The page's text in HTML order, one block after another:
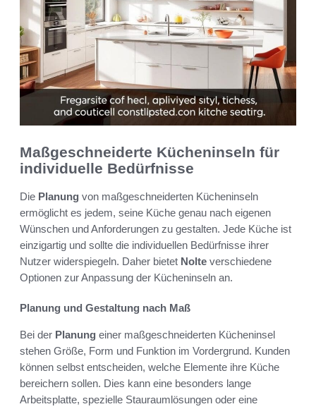
Maßgeschneiderte Kücheninseln für
individuelle Bedürfnisse
Die Planung von maßgeschneiderten Kücheninseln
ermöglicht es jedem, seine Küche genau nach eigenen
Wünschen und Anforderungen zu gestalten. Jede Küche ist
einzigartig und sollte die individuellen Bedürfnisse ihrer
Nutzer widerspiegeln. Daher bietet Nolte verschiedene
Optionen zur Anpassung der Kücheninseln an.
Planung und Gestaltung nach Maß
Bei der Planung einer maßgeschneiderten Kücheninsel
stehen Größe, Form und Funktion im Vordergrund. Kunden
können selbst entscheiden, welche Elemente ihre Küche
bereichern sollen. Dies kann eine besonders lange
Arbeitsplatte, spezielle Stauraumlösungen oder eine